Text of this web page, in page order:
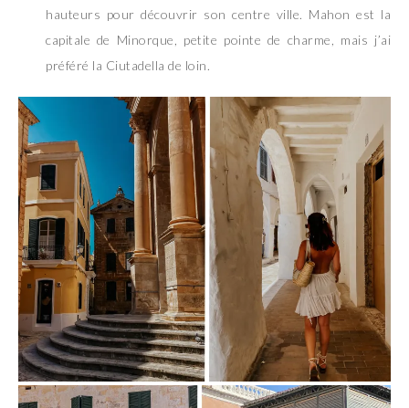
hauteurs pour découvrir son centre ville. Mahon est la
capitale de Minorque, petite pointe de charme, mais j’ai
préféré la Ciutadella de loin.